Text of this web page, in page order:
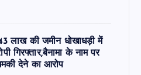
लाख की जमीन धोखाधड़ी में
गिरफ्तार,बैनामा के नाम पर
देने का आरोप